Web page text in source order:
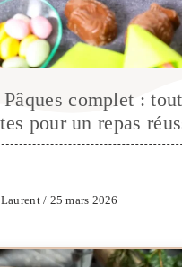
complet :
pour un repas
/ 25 mars 2026